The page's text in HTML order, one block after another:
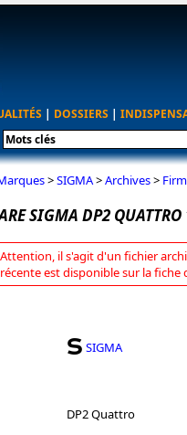
| DOSSIERS |
>SIGMA>Archives>
SIGMA DP2 QUATTRO
Attention, il s'agit d'un fichier
récente est disponible sur la fiche
SIGMA
DP2 Quattro